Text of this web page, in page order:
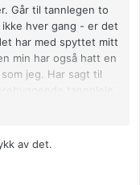
Går til tannlegen to
hver gang - er det
har med spyttet mitt
min har også hatt en
jeg. Har sagt til
tannpleie,
av det.